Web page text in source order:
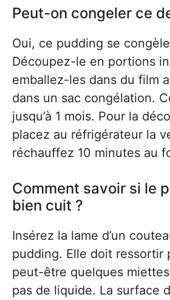
Peut-on congeler ce
Oui, ce pudding se
Découpez-le en portions
emballez-les dans du film
dans un sac congélation.
jusqu’à 1 mois. Pour la
placez au réfrigérateur la
réchauffez 10 minutes au
Comment savoir si le
bien cuit ?
Insérez la lame d’un
pudding. Elle doit ressortir
peut-être quelques
pas de liquide. La surface